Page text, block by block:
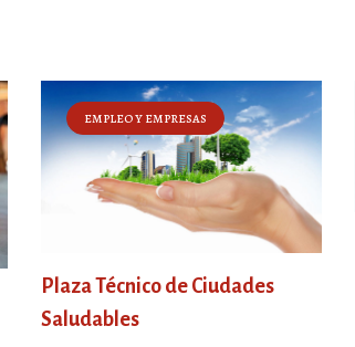
EMPLEO Y EMPRESAS
Plaza Técnico de Ciudades
Saludables